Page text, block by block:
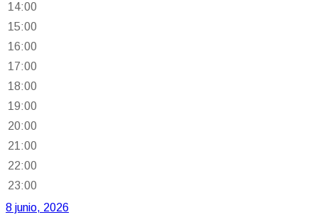
14:00
15:00
16:00
17:00
18:00
19:00
20:00
21:00
22:00
23:00
8 junio, 2026